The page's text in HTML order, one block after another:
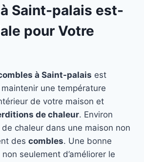
Saint-palais est-
pour Votre
à Saint-palais est
une température
de votre maison et
de chaleur. Environ
chaleur dans une maison non
des combles. Une bonne
seulement d’améliorer le